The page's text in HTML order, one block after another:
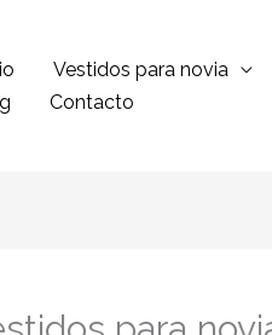
Vestidos para novia
Contacto